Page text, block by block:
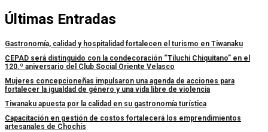
Últimas Entradas
Gastronomía, calidad y hospitalidad fortalecen el turismo en Tiwanaku
CEPAD será distinguido con la condecoración “Tiluchi Chiquitano” en el
120.º aniversario del Club Social Oriente Velasco
Mujeres concepcioneñas impulsaron una agenda de acciones para
fortalecer la igualdad de género y una vida libre de violencia
Tiwanaku apuesta por la calidad en su gastronomía turística
Capacitación en gestión de costos fortalecerá los emprendimientos
artesanales de Chochís